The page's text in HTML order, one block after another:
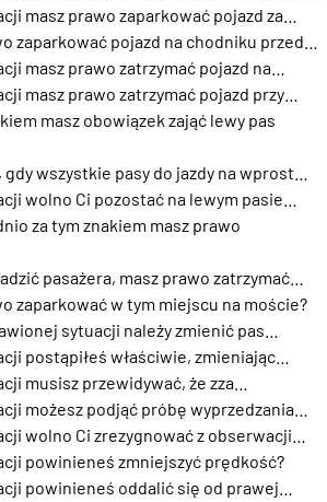
masz prawo zaparkować pojazd za…
zaparkować pojazd na chodniku przed…
masz prawo zatrzymać pojazd na…
masz prawo zatrzymać pojazd przy…
masz obowiązek zająć lewy pas
gdy wszystkie pasy do jazdy na wprost…
wolno Ci pozostać na lewym pasie…
za tym znakiem masz prawo
pasażera, masz prawo zatrzymać…
zaparkować w tym miejscu na moście?
sytuacji należy zmienić pas…
postąpiłeś właściwie, zmieniając…
musisz przewidywać, że zza…
możesz podjąć próbę wyprzedzania…
wolno Ci zrezygnować z obserwacji…
powinieneś zmniejszyć prędkość?
powinieneś oddalić się od prawej…